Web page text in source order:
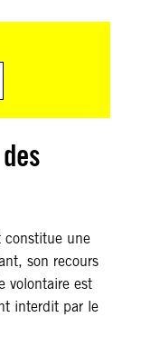
constitue une
son recours
volontaire est
interdit par le